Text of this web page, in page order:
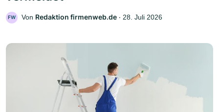
FW Von Redaktion firmenweb.de ‧ 28. Juli 2026